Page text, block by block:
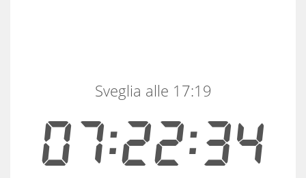
07:22:35
Sveglia alle 17:19